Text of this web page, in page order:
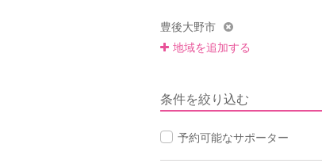
豊後大野市
地域を追加する
条件を絞り込む
予約可能なサポーター